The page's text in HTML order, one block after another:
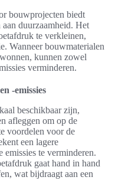
bouwprojecten biedt
duurzaamheid. Het
te verkleinen,
Wanneer bouwmaterialen
kunnen zowel
verminderen.
-emissies
beschikbaar zijn,
afleggen om op de
voordelen voor de
een lagere
te verminderen.
gaat hand in hand
wat bijdraagt aan een